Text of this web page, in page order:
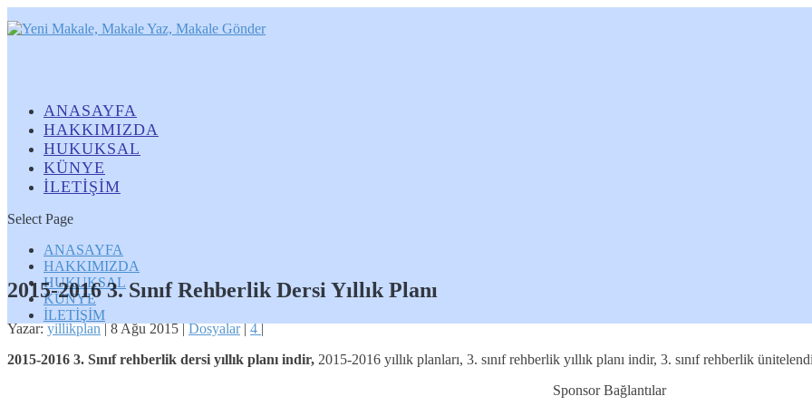
ANASAYFA
HAKKIMIZDA
HUKUKSAL
KÜNYE
İLETİŞİM
Select Page
ANASAYFA
HAKKIMIZDA
HUKUKSAL
KÜNYE
İLETİŞİM
2015-2016 3. Sınıf Rehberlik Dersi Yıllık Planı
Yazar:yillikplan|8 Ağu 2015|Dosyalar|4|
2015-2016 3. Sınıf rehberlik dersi yıllık planı indir, 2015-2016 yıllık planları, 3. sınıf rehberlik yıllık planı indir, 3. sınıf rehberlik
Sponsor Bağlantılar